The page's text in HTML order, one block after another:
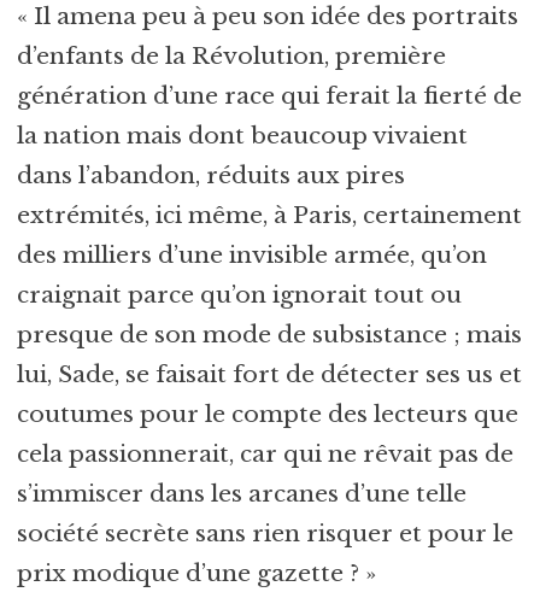
« Il amena peu à peu son idée des portraits
d’enfants de la Révolution, première
génération d’une race qui ferait la fierté de
la nation mais dont beaucoup vivaient
dans l’abandon, réduits aux pires
extrémités, ici même, à Paris, certainement
des milliers d’une invisible armée, qu’on
craignait parce qu’on ignorait tout ou
presque de son mode de subsistance ; mais
lui, Sade, se faisait fort de détecter ses us et
coutumes pour le compte des lecteurs que
cela passionnerait, car qui ne rêvait pas de
s’immiscer dans les arcanes d’une telle
société secrète sans rien risquer et pour le
prix modique d’une gazette ? »